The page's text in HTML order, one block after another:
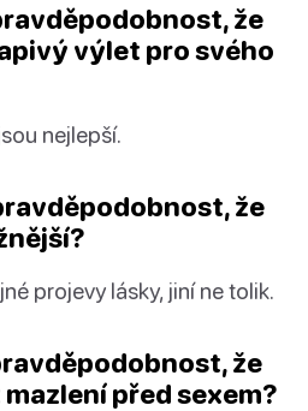
že
výlet pro svého
nejlepší.
že
projevy lásky, jiní ne tolik.
že
před sexem?